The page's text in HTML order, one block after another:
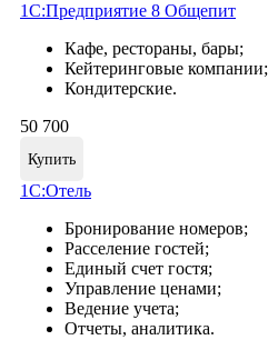
1С:Предприятие 8 Общепит
Кафе, рестораны, бары;
Кейтеринговые компании;
Кондитерские.
50 700
Купить
1С:Отель
Бронирование номеров;
Расселение гостей;
Единый счет гостя;
Управление ценами;
Ведение учета;
Отчеты, аналитика.